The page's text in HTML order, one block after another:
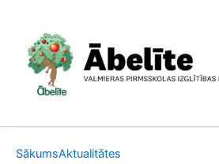
content
SākumsAktualitātes